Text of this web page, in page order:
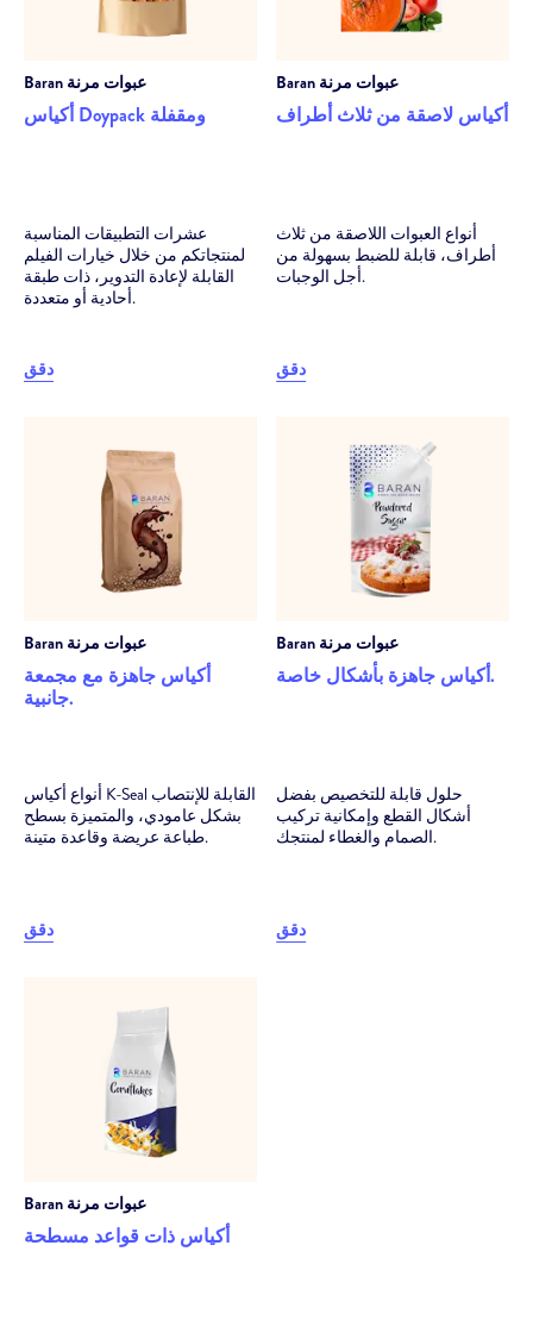
Baran عبوات مرنة
أكياس Doypack ومقفلة
عشرات التطبيقات المناسبة
لمنتجاتكم من خلال خيارات الفيلم
القابلة لإعادة التدوير، ذات طبقة
أحادية أو متعددة.
دقق
Baran عبوات مرنة
أكياس لاصقة من ثلاث أطراف
أنواع العبوات اللاصقة من ثلاث
أطراف، قابلة للضبط بسهولة من
أجل الوجبات.
دقق
Baran عبوات مرنة
أكياس جاهزة مع مجمعة
جانبية.
أنواع أكياس K-Seal القابلة للإنتصاب
بشكل عامودي، والمتميزة بسطح
طباعة عريضة وقاعدة متينة.
دقق
Baran عبوات مرنة
أكياس جاهزة بأشكال خاصة.
حلول قابلة للتخصيص بفضل
أشكال القطع وإمكانية تركيب
الصمام والغطاء لمنتجك.
دقق
Baran عبوات مرنة
أكياس ذات قواعد مسطحة